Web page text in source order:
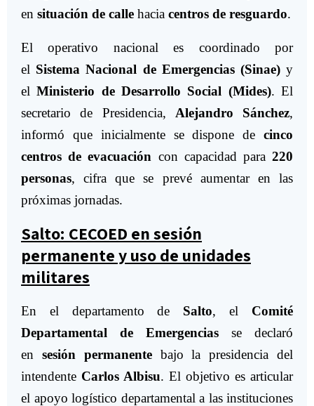
en situación de calle hacia centros de resguardo.
El operativo nacional es coordinado por
el Sistema Nacional de Emergencias (Sinae)y
elMinisterio de Desarrollo Social (Mides). El
secretario de Presidencia, Alejandro Sánchez,
informó que inicialmente se dispone de cinco
centros de evacuación con capacidad para220
personas, cifra que se prevé aumentar en las
próximas jornadas.
Salto: CECOED en sesión
permanente y uso de unidades
militares
En el departamento de Salto, el Comité
Departamental de Emergencias se declaró
en sesión permanentebajo la presidencia del
intendente Carlos Albisu. El objetivo es articular
el apoyo logístico departamental a las instituciones